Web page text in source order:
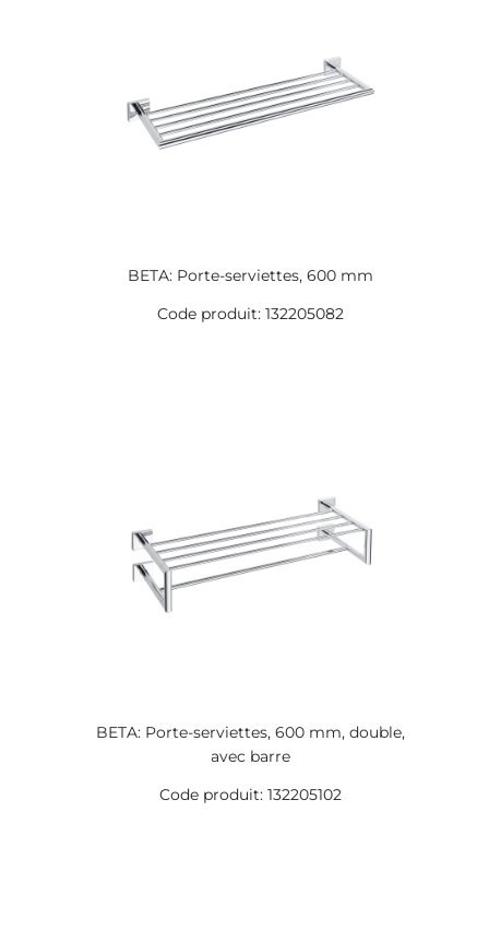
BETA: Porte-serviettes, 600 mm
Code produit: 132205082
BETA: Porte-serviettes, 600 mm, double,
avec barre
Code produit: 132205102